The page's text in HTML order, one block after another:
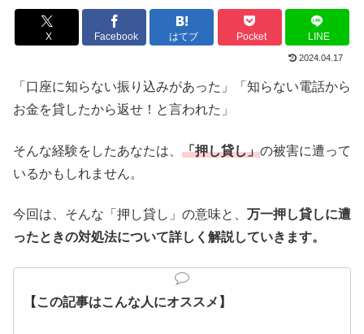
X Facebook はてブ Pocket LINE
2024.04.17
「口座に知らない振り込みがあった」「知らない電話から
お金を貸したから返せ！と言われた」
そんな経験をしたあなたは、 「押し貸し」の被害に遭って
いるかもしれません。
今回は、そんな「押し貸し」の意味と、 万一押し貸しに遭
ったときの対処法について詳しく解説していきます。
【この記事はこんな人にオススメ】